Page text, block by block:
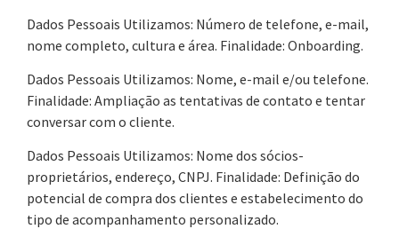
Dados Pessoais Utilizamos: Número de telefone, e-mail,
nome completo, cultura e área. Finalidade: Onboarding.
Dados Pessoais Utilizamos: Nome, e-mail e/ou telefone.
Finalidade: Ampliação as tentativas de contato e tentar
conversar com o cliente.
Dados Pessoais Utilizamos: Nome dos sócios-
proprietários, endereço, CNPJ. Finalidade: Definição do
potencial de compra dos clientes e estabelecimento do
tipo de acompanhamento personalizado.